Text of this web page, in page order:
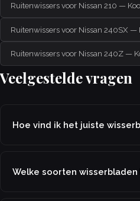
Ruitenwissers voor Nissan 210 —
Ruitenwissers voor Nissan 240SX
Ruitenwissers voor Nissan 240Z —
Veelgestelde vragen
Hoe vind ik het juiste
Welke soorten wisserbladen